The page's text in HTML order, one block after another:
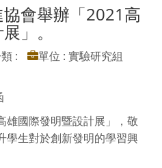
會舉辦「2021高
」。
:
單位 : 實驗研究組
雄國際發明暨設計展」，敬
學生對於創新發明的學習興